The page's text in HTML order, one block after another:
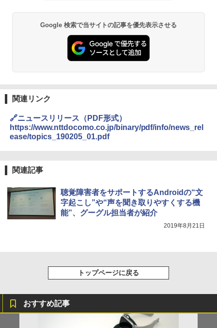
Google 検索で当サイトの記事を優先表示させる
関連リンク
🔗ニュースリリース（PDF形式）
https://www.nttdocomo.co.jp/binary/pdf/info/news_rel
ease/topics_190205_01.pdf
関連記事
聴覚障害者をサポートするAndroidの“文
字起こし”や“声を聞き取りやすくする機
能”、グーグル担当者が紹介
2019年8月21日
トップページに戻る
おすすめ記事